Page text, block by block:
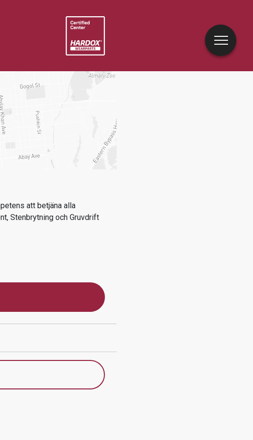
att betjäna alla
Stenbrytning och Gruvdrift